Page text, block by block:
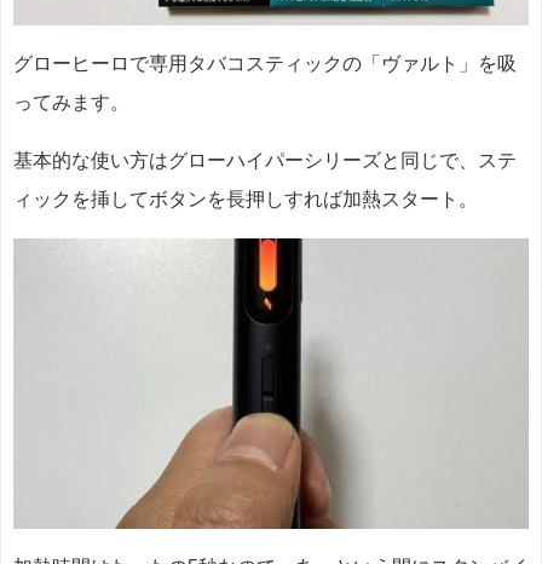
グローヒーロで専用タバコスティックの「ヴァルト」を吸
ってみます。
基本的な使い方はグローハイパーシリーズと同じで、ステ
ィックを挿してボタンを長押しすれば加熱スタート。